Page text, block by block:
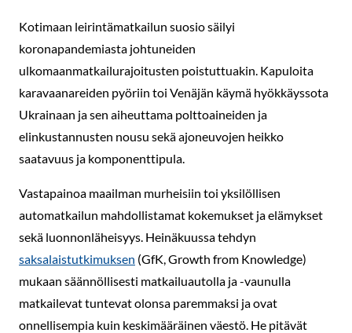
Kotimaan leirintämatkailun suosio säilyi
koronapandemiasta johtuneiden
ulkomaanmatkailurajoitusten poistuttuakin. Kapuloita
karavaanareiden pyöriin toi Venäjän käymä hyökkäyssota
Ukrainaan ja sen aiheuttama polttoaineiden ja
elinkustannusten nousu sekä ajoneuvojen heikko
saatavuus ja komponenttipula.
Vastapainoa maailman murheisiin toi yksilöllisen
automatkailun mahdollistamat kokemukset ja elämykset
sekä luonnonläheisyys. Heinäkuussa tehdyn
saksalaistutkimuksen (GfK, Growth from Knowledge)
mukaan säännöllisesti matkailuautolla ja -vaunulla
matkailevat tuntevat olonsa paremmaksi ja ovat
onnellisempia kuin keskimääräinen väestö. He pitävät